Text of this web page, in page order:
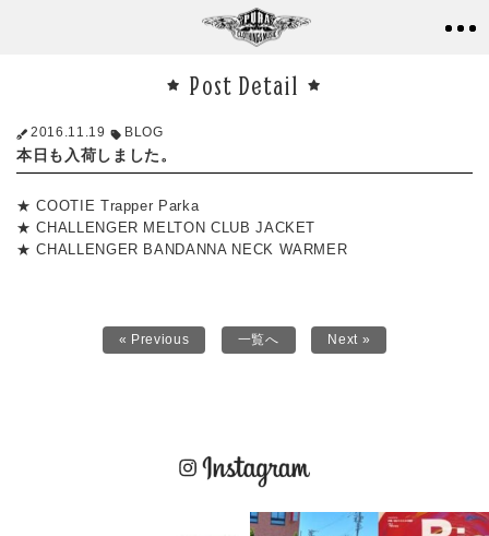
Post Detail
2016.11.19 BLOG
本日も入荷しました。
★ COOTIE Trapper Parka
★ CHALLENGER MELTON CLUB JACKET
★ CHALLENGER BANDANNA NECK WARMER
« Previous 一覧へ Next »